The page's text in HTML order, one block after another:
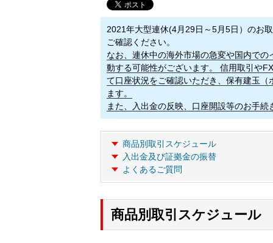
2021年大型連休(4月29日～5月5日）のお
ご確認ください。
なお、連休中の海外市場の急変や国内で
動する可能性がございます。 信用取引や
て口座状況をご確認いただき、保有建玉
ます。
また、入出金の反映、口座開設等のお手
商品別取引スケジュール
入出金及び証拠金の振替
よくあるご質問
商品別取引スケジュール